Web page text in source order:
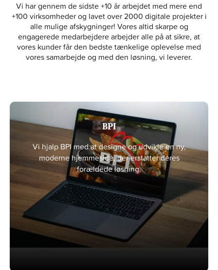
Vi har gennem de sidste +10 år arbejdet med mere end
+100 virksomheder og lavet over 2000 digitale projekter i
alle mulige afskygninger! Vores altid skarpe og
engagerede medarbejdere arbejder alle på at sikre, at
vores kunder får den bedste tænkelige oplevelse med
vores samarbejde og med den løsning, vi leverer.
BPI
Vi hjalp BPI med at designe og udvikle en ny,
moderne hjemmeside, der erstatter deres
forældede løsning.